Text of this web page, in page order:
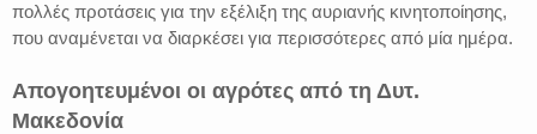
πολλές προτάσεις για την εξέλιξη της αυριανής κινητοποίησης,
που αναμένεται να διαρκέσει για περισσότερες από μία ημέρα.
Απογοητευμένοι οι αγρότες από τη Δυτ.
Μακεδονία